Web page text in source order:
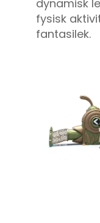
dynamisk
fysisk
fantasilek.